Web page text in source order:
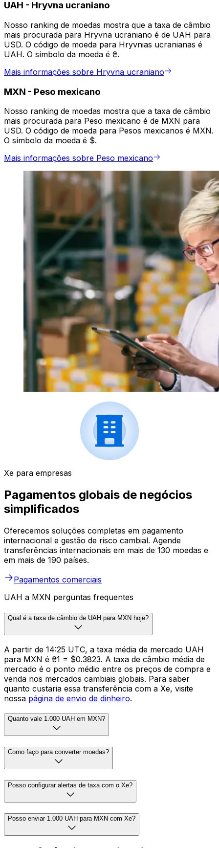
UAH - Hryvna ucraniano
Nosso ranking de moedas mostra que a taxa de câmbio
mais procurada para Hryvna ucraniano é de UAH para
USD. O código de moeda para Hryvnias ucranianas é
UAH. O símbolo da moeda é ₴.
Mais informações sobre Hryvna ucraniano
MXN - Peso mexicano
Nosso ranking de moedas mostra que a taxa de câmbio
mais procurada para Peso mexicano é de MXN para
USD. O código de moeda para Pesos mexicanos é MXN.
O símbolo da moeda é $.
Mais informações sobre Peso mexicano
Xe para empresas
Pagamentos globais de negócios
simplificados
Oferecemos soluções completas em pagamento
internacional e gestão de risco cambial. Agende
transferências internacionais em mais de 130 moedas e
em mais de 190 países.
Pagamentos comerciais
UAH a MXN perguntas frequentes
Qual é a taxa de câmbio de UAH para MXN hoje?
A partir de 14:25 UTC, a taxa média de mercado UAH
para MXN é ₴1 = $0.3823. A taxa de câmbio média de
mercado é o ponto médio entre os preços de compra e
venda nos mercados cambiais globais. Para saber
quanto custaria essa transferência com a Xe, visite
nossa página de envio de dinheiro.
Quanto vale 1.000 UAH em MXN?
Como faço para converter moedas?
Posso configurar alertas de taxa com o Xe?
Posso enviar 1.000 UAH para MXN com Xe?